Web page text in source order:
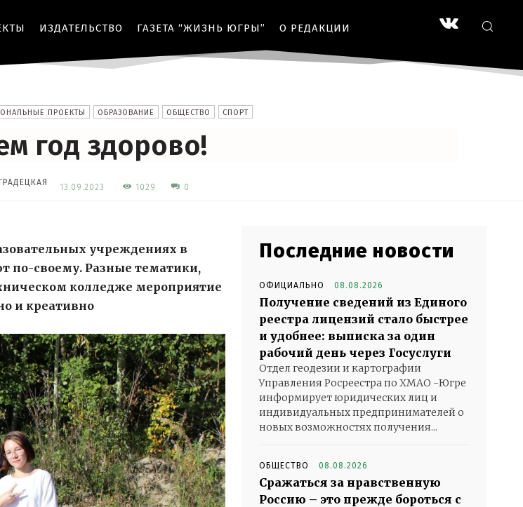
ИЗДАТЕЛЬСТВО ГАЗЕТА “ЖИЗНЬ ЮГРЫ” О РЕДАКЦИИ
ПРОЕКТЫ ОБРАЗОВАНИЕ ОБЩЕСТВО СПОРТ
год здорово!
13.09.2023 1029 0
учреждениях в
по-своему. Разные тематики,
колледже мероприятие
и креативно
Последние новости
ОФИЦИАЛЬНО 08.08.2026
Получение сведений из Единого
реестра лицензий стало быстрее
и удобнее: выписка за один
рабочий день через Госуслуги
Отдел геодезии и картографии
Управления Росреестра по ХМАО -Югре
информирует юридических лиц и
индивидуальных предпринимателей о
новых возможностях получения...
ОБЩЕСТВО 08.08.2026
Сражаться за нравственную
Россию – это прежде бороться с